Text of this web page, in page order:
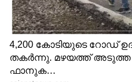
ഹ്യുണ്ടായിയുടെ അടുത്ത
നീക്കം: രണ്ട് പുതിയ